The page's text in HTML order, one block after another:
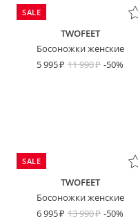
SALE
TWOFEET
Босоножки женские
5 995
11 990 -50%
SALE
TWOFEET
Босоножки женские
6 995
13 990 -50%